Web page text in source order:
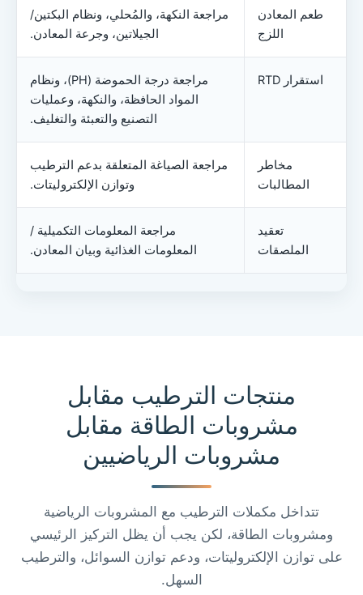
طعم المعادن
اللزج
مراجعة النكهة، والمُحلي، ونظام البكتين/
الجيلاتين، وجرعة المعادن.
استقرار RTD
مراجعة درجة الحموضة (pH)، ونظام
المواد الحافظة، والنكهة، وعمليات
التصنيع والتعبئة والتغليف.
مخاطر
المطالبات
مراجعة الصياغة المتعلقة بدعم الترطيب
وتوازن الإلكتروليتات.
تعقيد
الملصقات
مراجعة المعلومات التكميلية /
المعلومات الغذائية وبيان المعادن.
منتجات الترطيب مقابل
مشروبات الطاقة مقابل
مشروبات الرياضيين
تتداخل مكملات الترطيب مع المشروبات الرياضية
ومشروبات الطاقة، لكن يجب أن يظل التركيز الرئيسي
على توازن الإلكتروليتات، ودعم توازن السوائل، والترطيب
السهل.